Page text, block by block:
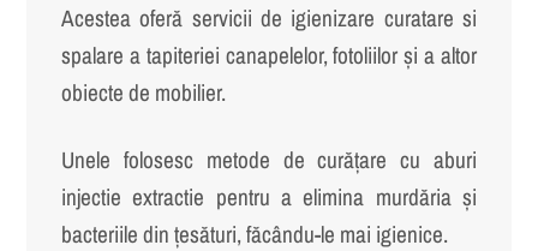
Acestea oferă servicii de igienizare curatare si
spalare a tapiteriei canapelelor, fotoliilor și a altor
obiecte de mobilier.
Unele folosesc metode de curățare cu aburi
injectie extractie pentru a elimina murdăria și
bacteriile din țesături, făcându-le mai igienice.